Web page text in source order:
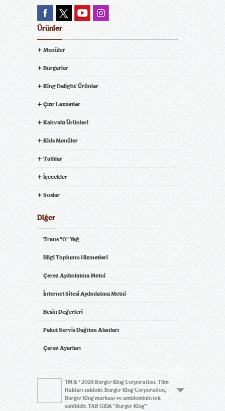
Ürünler
Menüler
Burgerler
King Delight® Ürünler
Çıtır Lezzetler
Kahvaltı Ürünleri
Kids Menüler
Tatlılar
İçecekler
Soslar
Diğer
Trans "0" Yağ
Bilgi Toplumu Hizmetleri
Çerez Aydınlatma Metni
İnternet Sitesi Aydınlatma Metni
Besin Değerleri
Paket Servis Dağıtım Alanları
Çerez Ayarları
TM & © 2026 Burger King Corporation. Tüm
Hakları saklıdır. Burger King Corporation,
Burger King markası ve ambleminin tek
sahibidir. TAB GIDA "Burger King"